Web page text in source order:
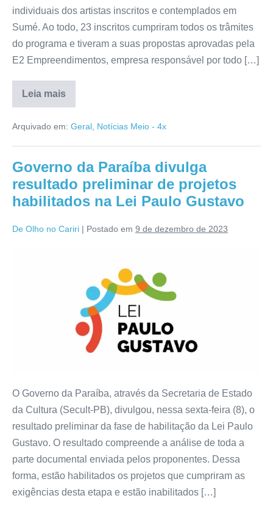
individuais dos artistas inscritos e contemplados em
Sumé. Ao todo, 23 inscritos cumpriram todos os trâmites
do programa e tiveram a suas propostas aprovadas pela
E2 Empreendimentos, empresa responsável por todo […]
Leia mais
Arquivado em: Geral Notícias Meio - 4x
Governo da Paraíba divulga
resultado preliminar de projetos
habilitados na Lei Paulo Gustavo
De Olho no Cariri | Postado em 9 de dezembro de 2023
O Governo da Paraíba, através da Secretaria de Estado
da Cultura (Secult-PB), divulgou, nessa sexta-feira (8), o
resultado preliminar da fase de habilitação da Lei Paulo
Gustavo. O resultado compreende a análise de toda a
parte documental enviada pelos proponentes. Dessa
forma, estão habilitados os projetos que cumpriram as
exigências desta etapa e estão inabilitados […]